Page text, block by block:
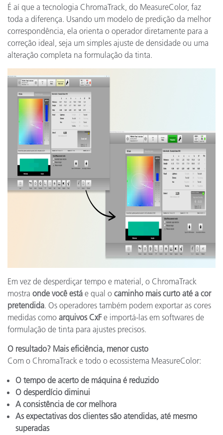
É aí que a tecnologia ChromaTrack, do MeasureColor, faz
toda a diferença. Usando um modelo de predição da melhor
correspondência, ela orienta o operador diretamente para a
correção ideal, seja um simples ajuste de densidade ou uma
alteração completa na formulação da tinta.
Em vez de desperdiçar tempo e material, o ChromaTrack
mostra onde você está e qual o caminho mais curto até a cor
pretendida. Os operadores também podem exportar as cores
medidas como arquivos CxFe importá-las em softwares de
formulação de tinta para ajustes precisos.
O resultado? Mais eficiência, menor custo
Com o ChromaTrack e todo o ecossistema MeasureColor:
O tempo de acerto de máquina é reduzido
O desperdício diminui
A consistência de cor melhora
As expectativas dos clientes são atendidas, até mesmo
superadas